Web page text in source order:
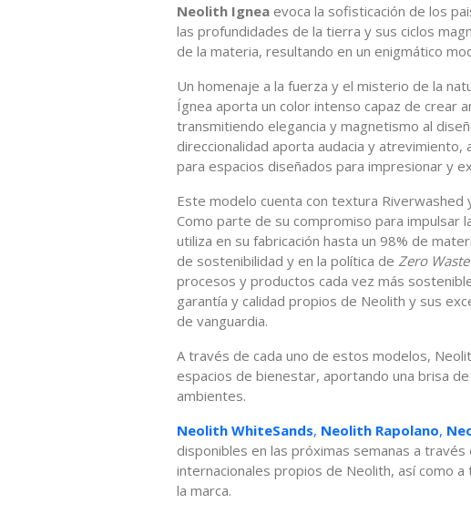
Neolith Ignea evoca la sofisticación de los
las profundidades de la tierra y sus ciclos
de la materia, resultando en un enigmático
Un homenaje a la fuerza y el misterio de la
Ígnea aporta un color intenso capaz de crear
transmitiendo elegancia y magnetismo al
direccionalidad aporta audacia y atrevimiento,
para espacios diseñados para impresionar y
Este modelo cuenta con textura Riverwashed
Como parte de su compromiso para impulsar
utiliza en su fabricación hasta un 98% de
de sostenibilidad y en la política de Zero Waste
procesos y productos cada vez más
garantía y calidad propios de Neolith y sus
de vanguardia.
A través de cada uno de estos modelos,
espacios de bienestar, aportando una brisa
ambientes.
Neolith WhiteSands, Neolith Rapolano,
disponibles en las próximas semanas a
internacionales propios de Neolith, así como
la marca.